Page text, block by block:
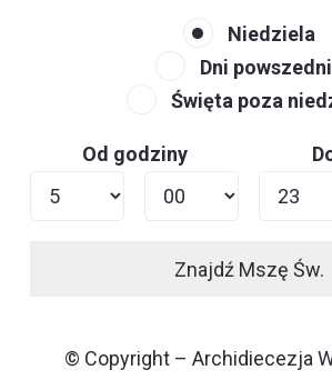
Niedziela
Dni
Święta poza
Od godziny
Znajdź Mszę Św.
© Copyright – Archidiecezja